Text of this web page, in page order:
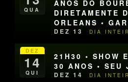
QUA
ANOS DO
DIRETAMENTE
ORLEANS •
DEZ 13 DIA
DEZ
14
QUI
21H30 • SHOW
30 ANOS • SEU
DEZ 14 DIA